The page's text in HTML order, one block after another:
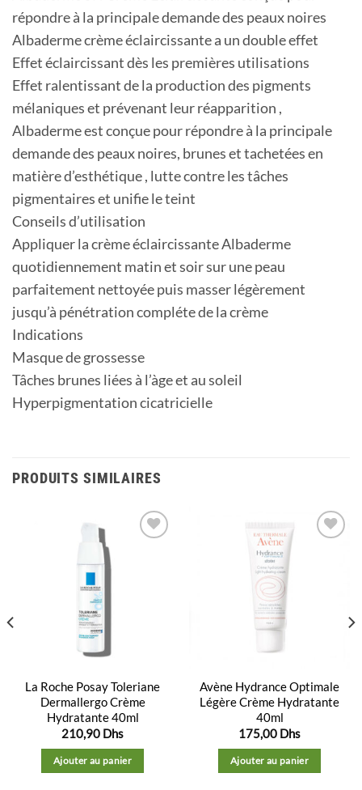
répondre à la principale demande des peaux noires
Albaderme crème éclaircissante a un double effet
Effet éclaircissant dès les premières utilisations
Effet ralentissant de la production des pigments
mélaniques et prévenant leur réapparition ,
Albaderme est conçue pour répondre à la principale
demande des peaux noires, brunes et tachetées en
matière d’esthétique , lutte contre les tâches
pigmentaires et unifie le teint
Conseils d’utilisation
Appliquer la crème éclaircissante Albaderme
quotidiennement matin et soir sur une peau
parfaitement nettoyée puis masser légèrement
jusqu’à pénétration compléte de la crème
Indications
Masque de grossesse
Tâches brunes liées à l’àge et au soleil
Hyperpigmentation cicatricielle
PRODUITS SIMILAIRES
La Roche Posay Toleriane
Dermallergo Crème
Hydratante 40ml
210,90 Dhs
Ajouter au panier
Avène Hydrance Optimale
Légère Crème Hydratante
40ml
175,00 Dhs
Ajouter au panier